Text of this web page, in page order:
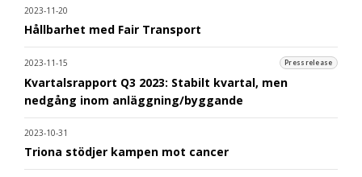
2023-11-20
Hållbarhet med Fair Transport
2023-11-15 Pressrelease
Kvartalsrapport Q3 2023: Stabilt kvartal, men
nedgång inom anläggning/byggande
2023-10-31
Triona stödjer kampen mot cancer